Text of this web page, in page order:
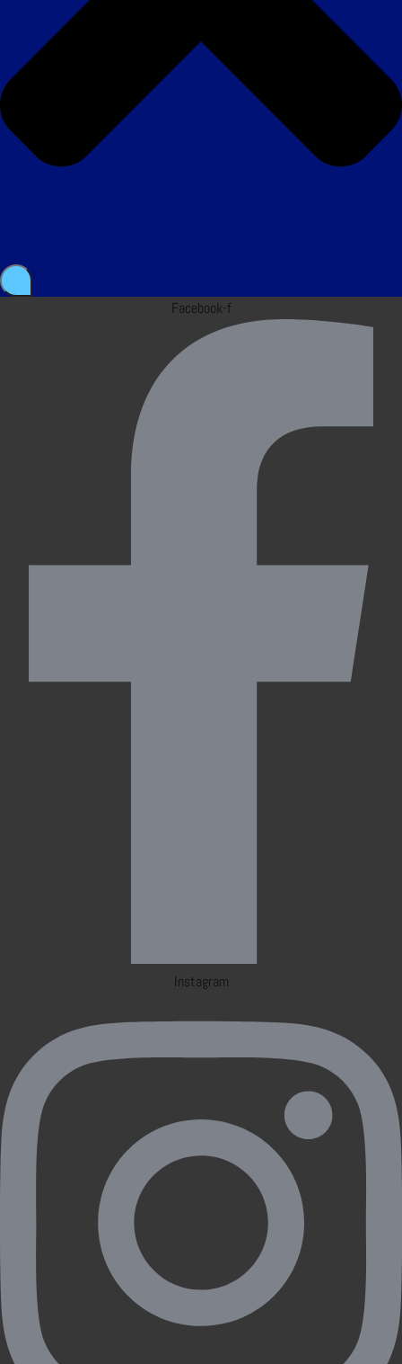
Facebook-f
Instagram